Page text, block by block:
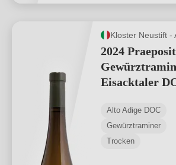
2024
Eisacktaler
Alto Adige DOC
Gewürztraminer
Trocken